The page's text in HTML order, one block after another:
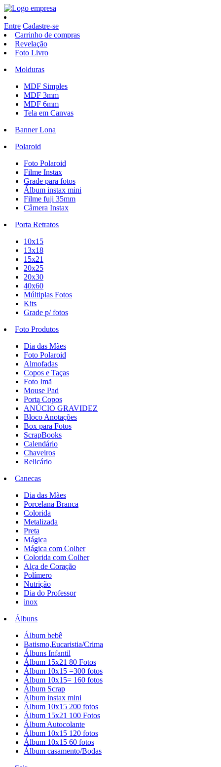
Entre Cadastre-se
Carrinho de compras
Revelação
Foto Livro
Molduras
MDF Simples
MDF 3mm
MDF 6mm
Tela em Canvas
Banner Lona
Polaroid
Foto Polaroid
Filme Instax
Grade para fotos
Álbum instax mini
Filme fuji 35mm
Câmera Instax
Porta Retratos
10x15
13x18
15x21
20x25
20x30
40x60
Múltiplas Fotos
Kits
Grade p/ fotos
Foto Produtos
Dia das Mães
Foto Polaroid
Almofadas
Copos e Taças
Foto Imã
Mouse Pad
Porta Copos
ANÚCIO GRAVIDEZ
Bloco Anotações
Box para Fotos
ScrapBooks
Calendário
Chaveiros
Relicário
Canecas
Dia das Mães
Porcelana Branca
Colorida
Metalizada
Preta
Mágica
Mágica com Colher
Colorida com Colher
Alça de Coração
Polímero
Nutrição
Dia do Professor
inox
Álbuns
Álbum bebê
Batismo,Eucaristia/Crima
Álbuns Infantil
Álbum 15x21 80 Fotos
Álbum 10x15 =300 fotos
Álbum 10x15= 160 fotos
Álbum Scrap
Álbum instax mini
Álbum 10x15 200 fotos
Álbum 15x21 100 Fotos
Álbum Autocolante
Álbum 10x15 120 fotos
Álbum 10x15 60 fotos
Álbum casamento/Bodas